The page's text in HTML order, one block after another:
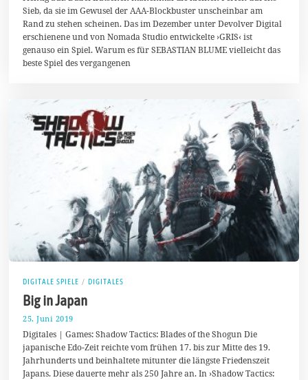
1
9
Sieb, da sie im Gewusel der AAA-Blockbuster unscheinbar am
Rand zu stehen scheinen. Das im Dezember unter Devolver Digital
erschienene und von Nomada Studio entwickelte ›GRIS‹ ist
genauso ein Spiel. Warum es für SEBASTIAN BLUME vielleicht das
beste Spiel des vergangenen
DIGITALE SPIELE / DIGITALES
Big in Japan
25. Juni 2019
J
u
l
i
Digitales | Games: Shadow Tactics: Blades of the Shogun Die
japanische Edo-Zeit reichte vom frühen 17. bis zur Mitte des 19.
Jahrhunderts und beinhaltete mitunter die längste Friedenszeit
Japans. Diese dauerte mehr als 250 Jahre an. In ›Shadow Tactics: